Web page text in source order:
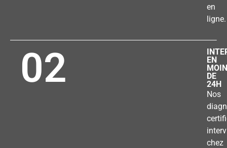
en
ligne.
02
EN
DE
24H
Nos
chez